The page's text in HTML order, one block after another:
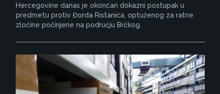
Hercegovine danas je okončan dokazni postupak u
predmetu protiv Đorđa Ristanića, optuženog za ratne
zločine počinjene na području Brčkog.